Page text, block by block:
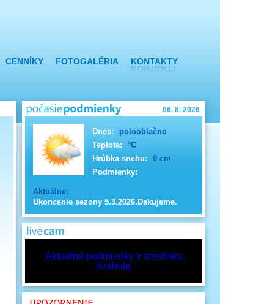
CENNÍKY FOTOGALÉRIA KONTAKTY
06. 8. 2026
Dnes:
polooblačno
Teplota:
°C
Hrúbka snehu:
0 cm
Podmienky:
Aktuálne:
Ukoncenie sezony 5.3.2026.Dakujeme.
Aktualné podmienky v stredisku
Krahule